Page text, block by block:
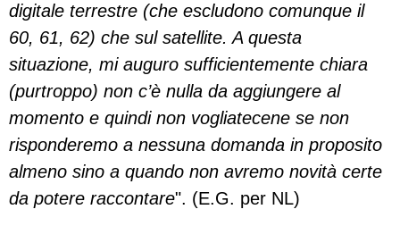
digitale terrestre (che escludono comunque il
60, 61, 62) che sul satellite. A questa
situazione, mi auguro sufficientemente chiara
(purtroppo) non c’è nulla da aggiungere al
momento e quindi non vogliatecene se non
risponderemo a nessuna domanda in proposito
almeno sino a quando non avremo novità certe
da potere raccontare". (E.G. per NL)